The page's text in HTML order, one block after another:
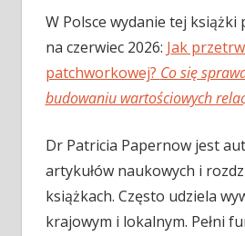
W Polsce wydanie tej książki
na czerwiec 2026: Jak
patchworkowej? Co się
budowaniu wartościowych
Dr Patricia Papernow jest
artykułów naukowych i
książkach. Często udziela
krajowym i lokalnym. Pełni